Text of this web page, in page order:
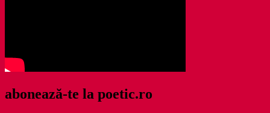
abonează-te la poetic.ro